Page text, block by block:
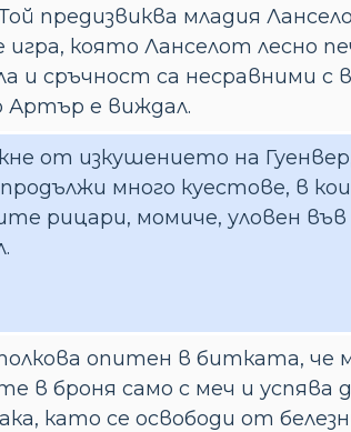
предизвиква младия
игра, която Ланселот лесно
и сръчност са несравними с
Артър е виждал.
от изкушението на
продължи много куестове, в
рицари, момиче, уловен
опитен в битката, че
в броня само с меч и успява
като се освободи от